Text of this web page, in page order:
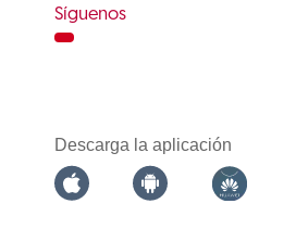
Síguenos
Descarga la aplicación